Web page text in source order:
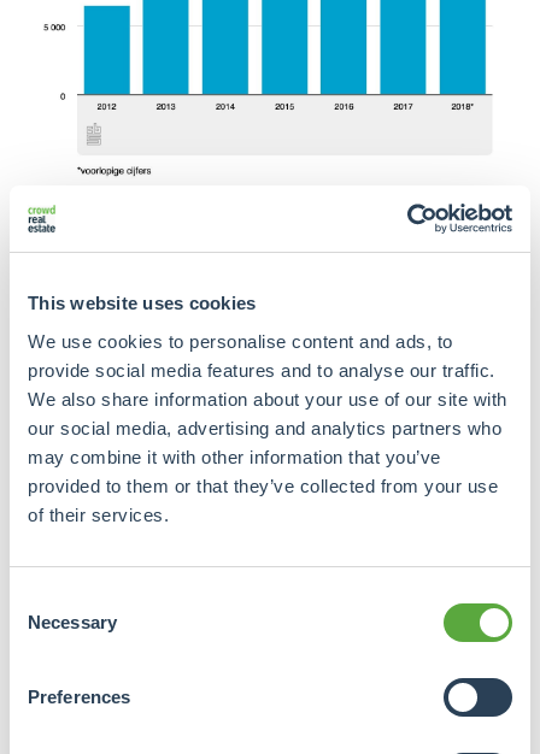
This website uses cookies
We use cookies to personalise content and ads, to
provide social media features and to analyse our traffic.
We also share information about your use of our site with
our social media, advertising and analytics partners who
may combine it with other information that you’ve
provided to them or that they’ve collected from your use
of their services.
Selection
Necessary
Preferences
Het overgrote deel van deze transformatiewoningen
eigendomssituatie die bekend was in 2017 was circa 10
maar liefst 78 procent van andere partijen dan
corporaties. Bij slechts 12 procent gaat het zich om
koopwoningen. De nieuwbouwsector heeft met bijna
67 duizend woningen nog altijd de ruime meerderheid
van de woningen die in 2018 aan de woningvoorraad
zijn toegevoegd.